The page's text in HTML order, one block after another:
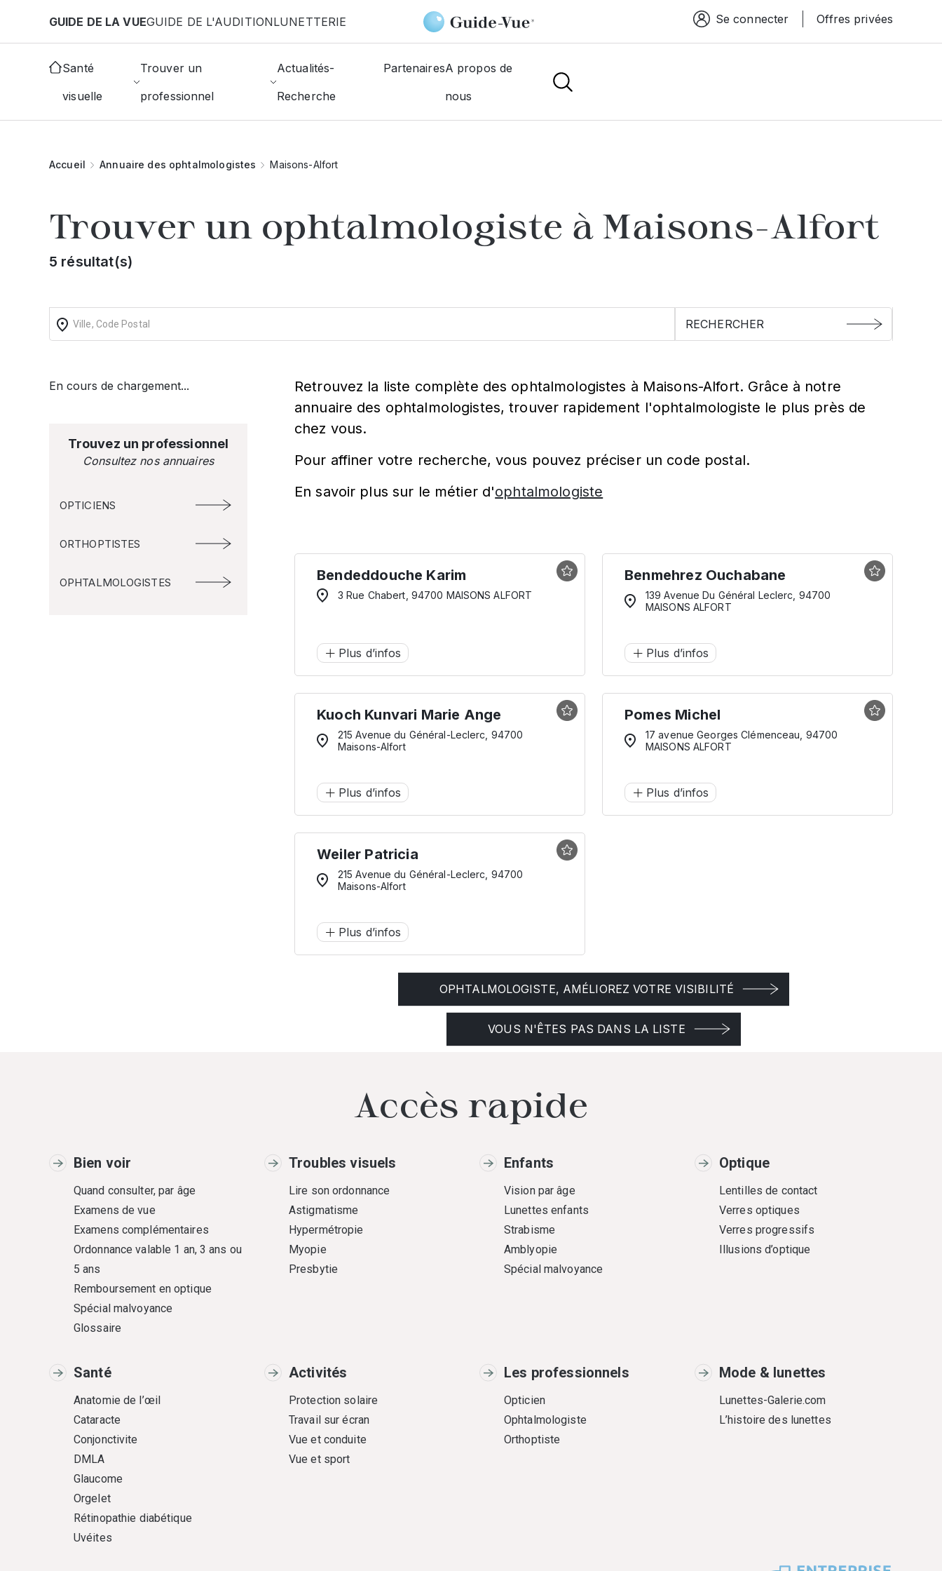
GUIDE DE LA VUEGUIDE DE L'AUDITIONLUNETTERIE Espace connexion
Se connecter Offres privées
Santé
visuelle
Trouver un
professionnel
Actualités-
Recherche
PartenairesA propos de
nous
Accueil Annuaire des ophtalmologistes Maisons-Alfort
Trouver un ophtalmologiste à Maisons-Alfort
5 résultat(s)
En cours de chargement...
Trouvez un professionnel
Consultez nos annuaires
OPTICIENS
ORTHOPTISTES
OPHTALMOLOGISTES
Retrouvez la liste complète des ophtalmologistes à Maisons-Alfort. Grâce à notre
annuaire des ophtalmologistes, trouver rapidement l'ophtalmologiste le plus près de
chez vous.
Pour affiner votre recherche, vous pouvez préciser un code postal.
En savoir plus sur le métier d'ophtalmologiste
Bendeddouche Karim
3 Rue Chabert, 94700 MAISONS ALFORT
Plus d’infos
Benmehrez Ouchabane
139 Avenue Du Général Leclerc, 94700
MAISONS ALFORT
Plus d’infos
Kuoch Kunvari Marie Ange
215 Avenue du Général-Leclerc, 94700
Maisons-Alfort
Plus d’infos
Pomes Michel
17 avenue Georges Clémenceau, 94700
MAISONS ALFORT
Plus d’infos
Weiler Patricia
215 Avenue du Général-Leclerc, 94700
Maisons-Alfort
Plus d’infos
OPHTALMOLOGISTE, AMÉLIOREZ VOTRE VISIBILITÉ
VOUS N'ÊTES PAS DANS LA LISTE
Accès rapide
Bien voir
Quand consulter, par âge
Examens de vue
Examens complémentaires
Ordonnance valable 1 an, 3 ans ou
5 ans
Remboursement en optique
Spécial malvoyance
Glossaire
Troubles visuels
Lire son ordonnance
Astigmatisme
Hypermétropie
Myopie
Presbytie
Enfants
Vision par âge
Lunettes enfants
Strabisme
Amblyopie
Spécial malvoyance
Optique
Lentilles de contact
Verres optiques
Verres progressifs
Illusions d’optique
Santé
Anatomie de l’œil
Cataracte
Conjonctivite
DMLA
Glaucome
Orgelet
Rétinopathie diabétique
Uvéites
Activités
Protection solaire
Travail sur écran
Vue et conduite
Vue et sport
Les professionnels
Opticien
Ophtalmologiste
Orthoptiste
Mode & lunettes
Lunettes-Galerie.com
L’histoire des lunettes